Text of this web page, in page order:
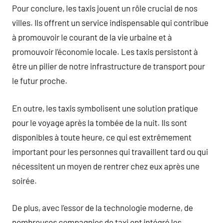
Pour conclure, les taxis jouent un rôle crucial de nos
villes. Ils offrent un service indispensable qui contribue
à promouvoir le courant de la vie urbaine et à
promouvoir l’économie locale. Les taxis persistont à
être un pilier de notre infrastructure de transport pour
le futur proche.
En outre, les taxis symbolisent une solution pratique
pour le voyage après la tombée de la nuit. Ils sont
disponibles à toute heure, ce qui est extrêmement
important pour les personnes qui travaillent tard ou qui
nécessitent un moyen de rentrer chez eux après une
soirée.
De plus, avec l’essor de la technologie moderne, de